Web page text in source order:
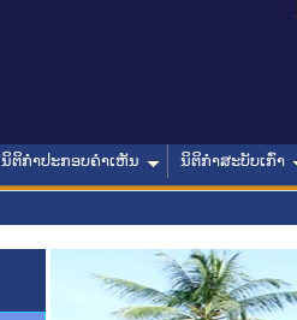
ນິຕິກໍາປະກອບຄໍາເຫັນ ນິຕິກໍາສະບັບເກົ່າ